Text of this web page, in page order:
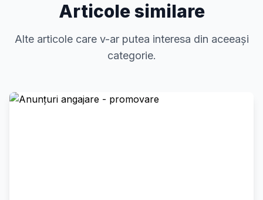
Articole similare
Alte articole care v-ar putea interesa din aceeași
categorie.